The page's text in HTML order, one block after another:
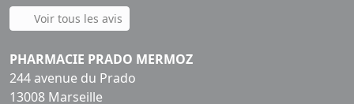
Voir tous les avis
PHARMACIE PRADO MERMOZ
244 avenue du Prado
13008 Marseille